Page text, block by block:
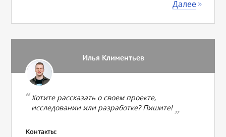
Далее
Илья Климентьев
Хотите рассказать о своем проекте,
исследовании или разработке? Пишите!
Контакты: